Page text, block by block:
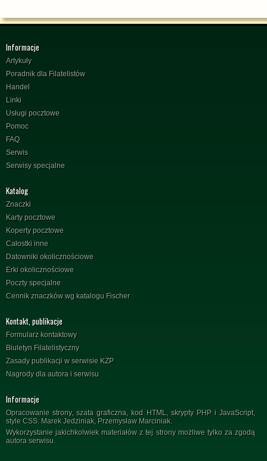
Informacje
Artykuły
Poradnik dla Filatelistów
Handel
Linki
Usługi pocztowe
Pomoc
FAQ
Serwis
Serwisy specjalne
Katalog
Znaczki
Karty pocztowe
Koperty pocztowe
Całostki inne
Datowniki okolicznościowe
Erki okolicznościowe
Poczty specjalne
Cennik znaczków wg katalogu Fischer
Kontakt, publikacje
Formularz kontaktowy
Biuletyn Filatelistyczny
Zasady publikacji w serwisie KZP
Nagrody dla autora i serwisu
Informacje
Opracowanie strony, szata graficzna, kod HTML, skrypty PHP i JavaScript,
style CSS: Marek Jedziniak, Przemysław Marciniak.
Wykorzystanie jakichkolwiek materiałów z tej strony możliwe tylko za zgodą
autora serwisu.